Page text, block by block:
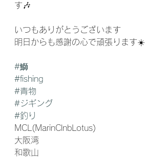
す🎶
いつもありがとうございます
明日からも感謝の心で頑張ります☀️
#鰤
#fishing
#青物
#ジギング
#釣り
MCL(MarinClnbLotus)
大阪湾
和歌山